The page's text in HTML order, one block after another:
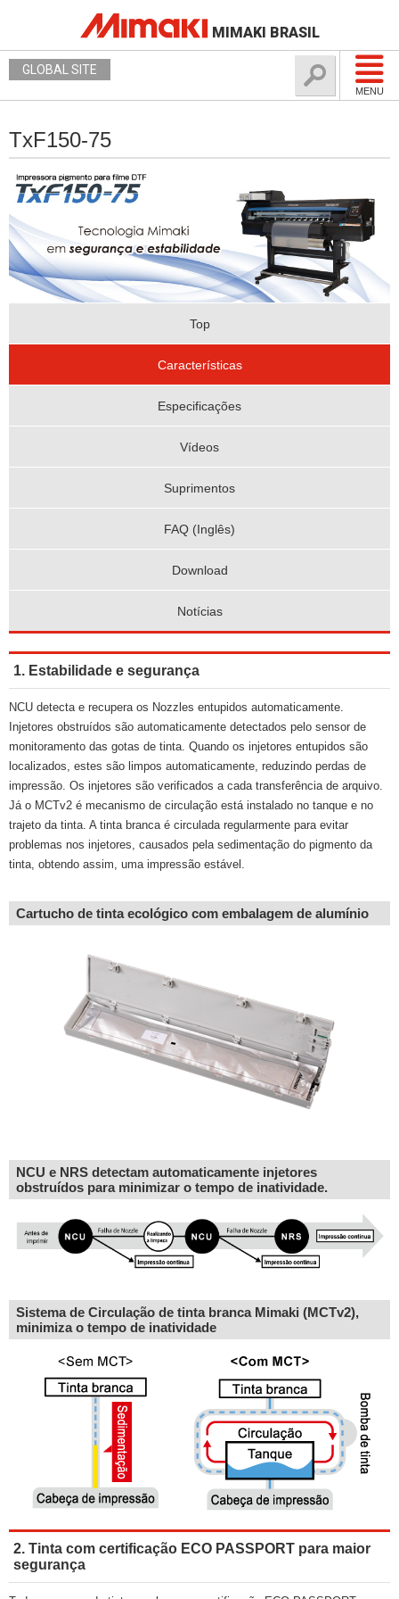
MIMAKI BRASIL
MENU
GLOBAL SITE
TxF150-75
Top
Características
Especificações
Vídeos
Suprimentos
FAQ (Inglês)
Download
Notícias
1. Estabilidade e segurança
NCU detecta e recupera os Nozzles entupidos automaticamente.
Injetores obstruídos são automaticamente detectados pelo sensor de
monitoramento das gotas de tinta. Quando os injetores entupidos são
localizados, estes são limpos automaticamente, reduzindo perdas de
impressão. Os injetores são verificados a cada transferência de arquivo.
Já o MCTv2 é mecanismo de circulação está instalado no tanque e no
trajeto da tinta. A tinta branca é circulada regularmente para evitar
problemas nos injetores, causados pela sedimentação do pigmento da
tinta, obtendo assim, uma impressão estável.
Cartucho de tinta ecológico com embalagem de alumínio
NCU e NRS detectam automaticamente injetores
obstruídos para minimizar o tempo de inatividade.
Sistema de Circulação de tinta branca Mimaki (MCTv2),
minimiza o tempo de inatividade
2. Tinta com certificação ECO PASSPORT para maior
segurança